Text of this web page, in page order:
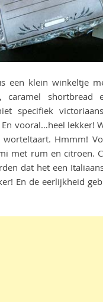
een klein winkeltje
shortbread
specifiek
vooral…heel lekker!
Hmmm!
met rum en citroen.
dat het een
En de eerlijkheid